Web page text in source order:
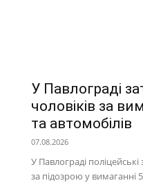
У Павлограді
чоловіків за
та автомобілів
07.08.2026
У Павлограді
за підозрою у вимаганні